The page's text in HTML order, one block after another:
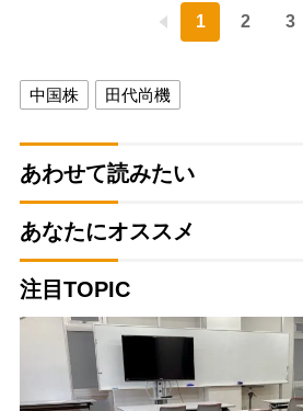
1 2 3
中国株 田代尚機
あわせて読みたい
あなたにオススメ
注目TOPIC